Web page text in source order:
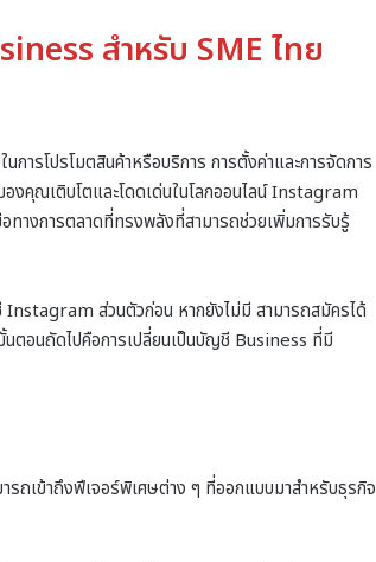
สำหรับ SME ไทย
ารโปรโมตสินค้าหรือบริการ การตั้งค่าและการจัดการ
คุณเติบโตและโดดเด่นในโลกออนไลน์ Instagram
ทางการตลาดที่ทรงพลังที่สามารถช่วยเพิ่มการรับรู้
ส่วนตัวก่อน หากยังไม่มี สามารถสมัครได้
อนถัดไปคือการเปลี่ยนเป็นบัญชี Business ที่มี
ถเข้าถึงฟีเจอร์พิเศษต่าง ๆ ที่ออกแบบมาสำหรับธุรกิจ